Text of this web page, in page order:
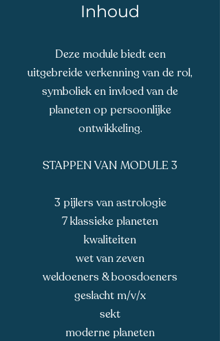
Inhoud
Deze module biedt een
uitgebreide verkenning van de rol,
symboliek en invloed van de
planeten op persoonlijke
ontwikkeling.
STAPPEN VAN MODULE 3
3 pijlers van astrologie
7 klassieke planeten
kwaliteiten
wet van zeven
weldoeners & boosdoeners
geslacht m/v/x
sekt
moderne planeten